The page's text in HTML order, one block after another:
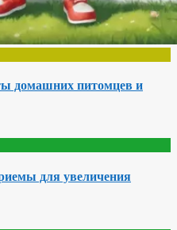
домашних питомцев и
для увеличения